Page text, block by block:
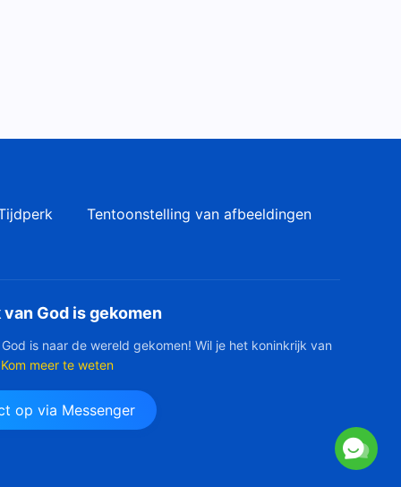
Tentoonstelling van afbeeldingen
God is gekomen
is naar de wereld gekomen! Wil je het koninkrijk van
Kom meer te weten
op via Messenger